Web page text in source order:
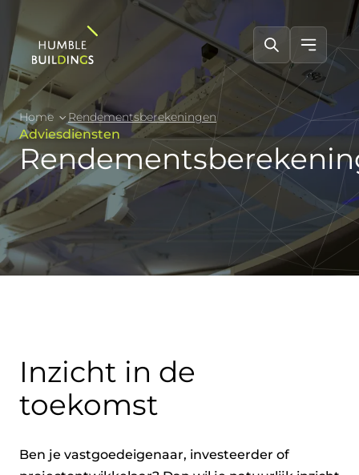
Home Rendementsberekeningen
Adviesdiensten
Inzicht in de
toekomst
Ben je vastgoedeigenaar, investeerder of